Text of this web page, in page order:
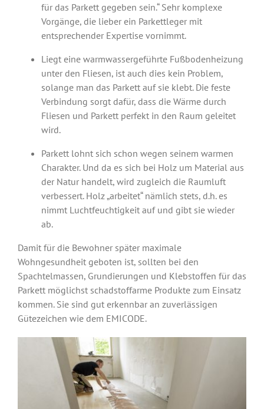
für das Parkett gegeben sein.“ Sehr komplexe
Vorgänge, die lieber ein Parkettleger mit
entsprechender Expertise vornimmt.
Liegt eine warmwassergeführte Fußbodenheizung
unter den Fliesen, ist auch dies kein Problem,
solange man das Parkett auf sie klebt. Die feste
Verbindung sorgt dafür, dass die Wärme durch
Fliesen und Parkett perfekt in den Raum geleitet
wird.
Parkett lohnt sich schon wegen seinem warmen
Charakter. Und da es sich bei Holz um Material aus
der Natur handelt, wird zugleich die Raumluft
verbessert. Holz „arbeitet“ nämlich stets, d.h. es
nimmt Luchtfeuchtigkeit auf und gibt sie wieder
ab.
Damit für die Bewohner später maximale
Wohngesundheit geboten ist, sollten bei den
Spachtelmassen, Grundierungen und Klebstoffen für das
Parkett möglichst schadstoffarme Produkte zum Einsatz
kommen. Sie sind gut erkennbar an zuverlässigen
Gütezeichen wie dem EMICODE.